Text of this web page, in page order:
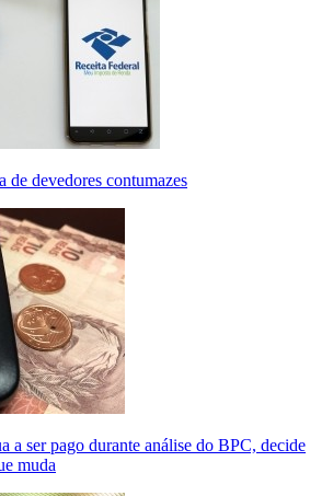
de devedores contumazes
a ser pago durante análise do BPC, decide
muda